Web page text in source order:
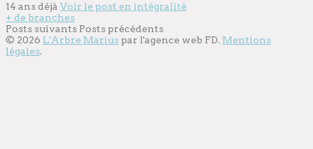
14 ans déjà Voir le post en intégralité
+ de branches
Posts suivants Posts précédents
© 2026 L'Arbre Marius par l'agence web FD. Mentions
légales.